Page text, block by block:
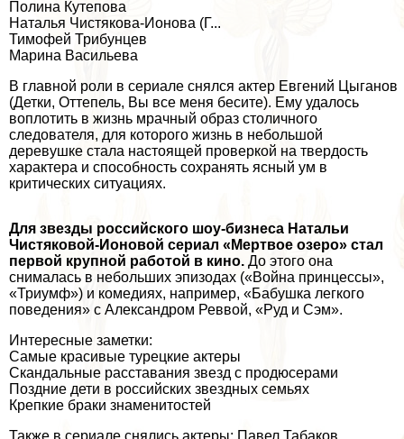
Полина Кутепова
Наталья Чистякова-Ионова (Г...
Тимофей Трибунцев
Марина Васильева
В главной роли в сериале снялся актер Евгений Цыганов
(Детки, Оттепель, Вы все меня бесите). Ему удалось
воплотить в жизнь мрачный образ столичного
следователя, для которого жизнь в небольшой
деревушке стала настоящей проверкой на твердость
хаpaктера и способность сохранять ясный ум в
критических ситуациях.
Для звезды российского шоу-бизнеса Натальи
Чистяковой-Ионовой сериал «Мертвое озеро» стал
первой крупной работой в кино. До этого она
снималась в небольших эпизодах («Война принцессы»,
«Триумф») и комедиях, например, «Бабушка легкого
поведения» с Александром Реввой, «Руд и Сэм».
Интересные заметки:
Самые красивые турецкие актеры
Скандальные расставания звезд с продюсерами
Поздние дети в российских звездных семьях
Крепкие бpaки знаменитостей
Также в сериале снялись актеры: Павел Табаков